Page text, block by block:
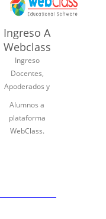
Ingreso A
Webclass
Ingreso
Docentes,
Apoderados y
Alumnos a
plataforma
WebClass.